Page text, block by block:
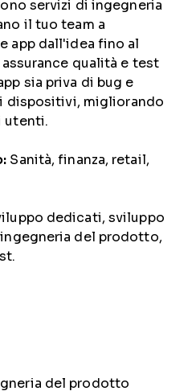
servizi di ingegneria
il tuo team a
app dall'idea fino al
qualità e test
sia priva di bug e
dispositivi, migliorando
utenti.
Sanità, finanza, retail,
dedicati, sviluppo
del prodotto,
del prodotto